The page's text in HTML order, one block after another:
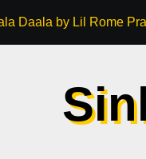
Daala by Lil Rome